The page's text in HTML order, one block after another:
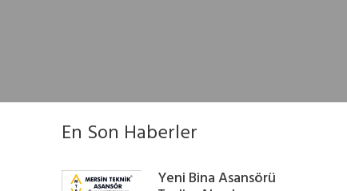
En Son Haberler
Yeni Bina Asansörü